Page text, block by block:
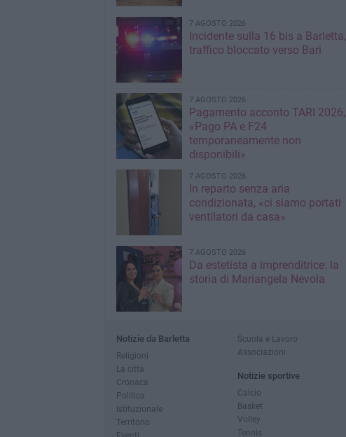
7 AGOSTO 2026
Incidente sulla 16 bis a Barletta,
traffico bloccato verso Bari
7 AGOSTO 2026
Pagamento acconto TARI 2026,
«Pago PA e F24
temporaneamente non
disponibili»
7 AGOSTO 2026
In reparto senza aria
condizionata, «ci siamo portati
ventilatori da casa»
7 AGOSTO 2026
Da estetista a imprenditrice: la
storia di Mariangela Nevola
Notizie da Barletta
Religioni
La città
Cronaca
Politica
Istituzionale
Territorio
Scuola e Lavoro
Associazioni
Notizie sportive
Calcio
Basket
Volley
Tennis